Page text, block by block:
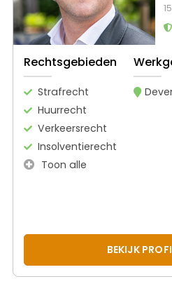
Rechtsgebieden
Strafrecht
Huurrecht
Verkeersrecht
Insolventierecht
Toon alle
BEKIJK